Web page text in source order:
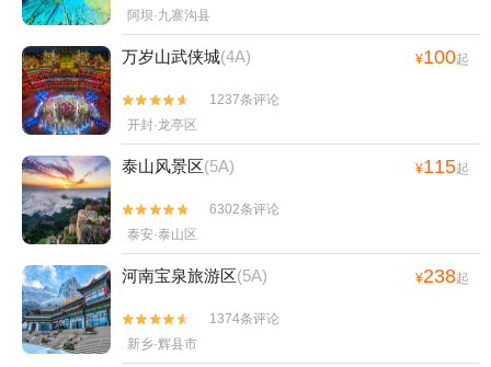
阿坝·九寨沟县
万岁山武侠城(4A) ¥100起


1237条评论
开封·龙亭区
泰山风景区(5A) ¥115起


6302条评论
泰安·泰山区
河南宝泉旅游区(5A) ¥238起


1374条评论
新乡·辉县市